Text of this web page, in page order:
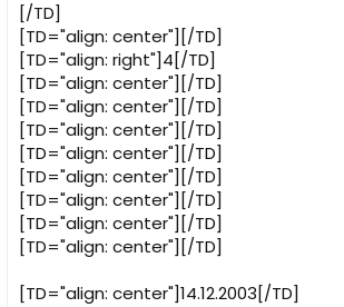
[/TD]
[TD="align: center"][/TD]
[TD="align: right"]4[/TD]
[TD="align: center"][/TD]
[TD="align: center"][/TD]
[TD="align: center"][/TD]
[TD="align: center"][/TD]
[TD="align: center"][/TD]
[TD="align: center"][/TD]
[TD="align: center"][/TD]
[TD="align: center"][/TD]
[TD="align: center"]14.12.2003[/TD]